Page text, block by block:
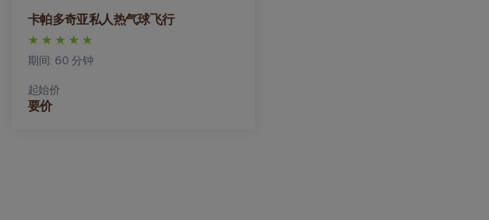
卡帕多奇亚私人热气球飞行
期间: 60 分钟
起始价
要价